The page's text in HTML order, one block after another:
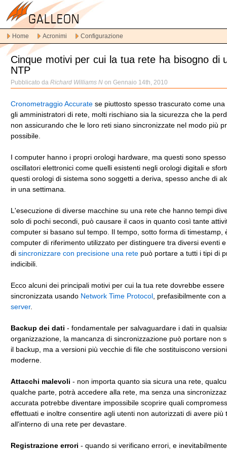
alla
navigazione
principale
Vai
contenuto
principale
contenuto
secondario
Home Acronimi Configurazione
Cinque motivi per cui la tua rete ha bisogno di
NTP
Pubblicato da Richard Williams N on Gennaio 14th, 2010
Cronometraggio Accurate se piuttosto spesso trascurato come
gli amministratori di rete, molti rischiano sia la sicurezza che la
non assicurando che le loro reti siano sincronizzate nel modo più
possibile.
I computer hanno i propri orologi hardware, ma questi sono
oscillatori elettronici come quelli esistenti negli orologi digitali e
questi orologi di sistema sono soggetti a deriva, spesso anche di
in una settimana.
L'esecuzione di diverse macchine su una rete che hanno tempi
solo di pochi secondi, può causare il caos in quanto così tante
computer si basano sul tempo. Il tempo, sotto forma di timestamp,
computer di riferimento utilizzato per distinguere tra diversi eventi
di sincronizzare con precisione una rete può portare a tutti i tipi di
indicibili.
Ecco alcuni dei principali motivi per cui la tua rete dovrebbe essere
sincronizzata usando Network Time Protocol , prefasibilmente con a
server.
Backup dei dati - fondamentale per salvaguardare i dati in
organizzazione, la mancanza di sincronizzazione può portare non
il backup, ma a versioni più vecchie di file che sostituiscono
moderne.
Attacchi malevoli - non importa quanto sia sicura una rete,
qualche parte, potrà accedere alla rete, ma senza una
accurata potrebbe diventare impossibile scoprire quali
effettuati e inoltre consentire agli utenti non autorizzati di avere più
all'interno di una rete per devastare.
Registrazione errori - quando si verificano errori, e